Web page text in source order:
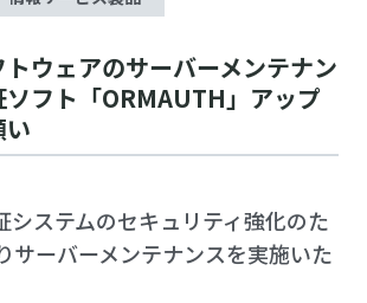
ウェアのサーバーメンテナン
ソフト「ORMAUTH」アップ
サーバーメンテナンスを実施いた